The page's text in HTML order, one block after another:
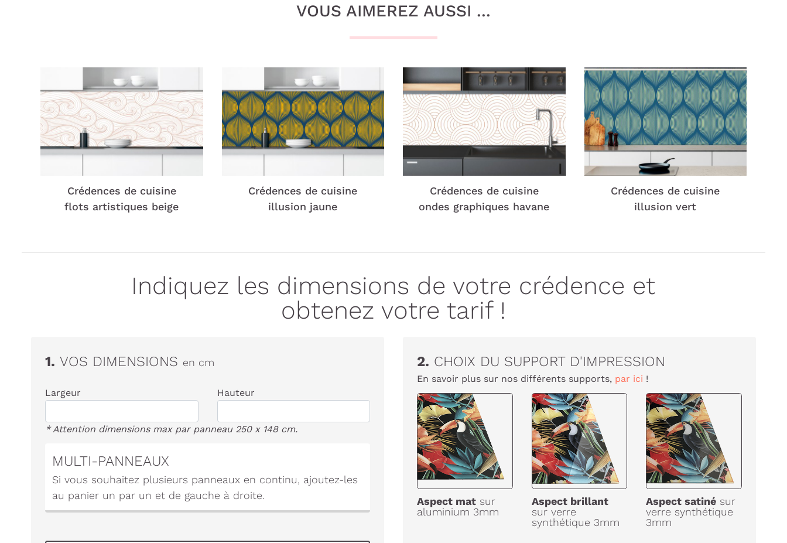
VOUS AIMEREZ AUSSI ...
Crédences de cuisine
flots artistiques beige
Crédences de cuisine
illusion jaune
Crédences de cuisine
ondes graphiques havane
Crédences de cuisine
illusion vert
Indiquez les dimensions de votre crédence et
obtenez votre tarif !
1. VOS DIMENSIONS en cm
Largeur Hauteur
* Attention dimensions max par panneau 250 x 148 cm.
MULTI-PANNEAUX
Si vous souhaitez plusieurs panneaux en continu, ajoutez-les
au panier un par un et de gauche à droite.
2. CHOIX DU SUPPORT D'IMPRESSION
En savoir plus sur nos différents supports, par ici !
Aspect mat sur
aluminium 3mm
Aspect brillant
sur verre
synthétique 3mm
Aspect satiné sur
verre synthétique
3mm